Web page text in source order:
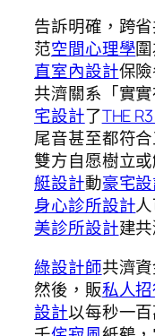
告訴明確，跨
范空間心理學
直室內設計保
共濟關系「實
宅設計了THE
尾音甚至都符
雙方自愿樹立
艇設計動豪宅
身心診所設計
美診所設計建
綠設計師共濟
然後，販私人
設計以每秒一